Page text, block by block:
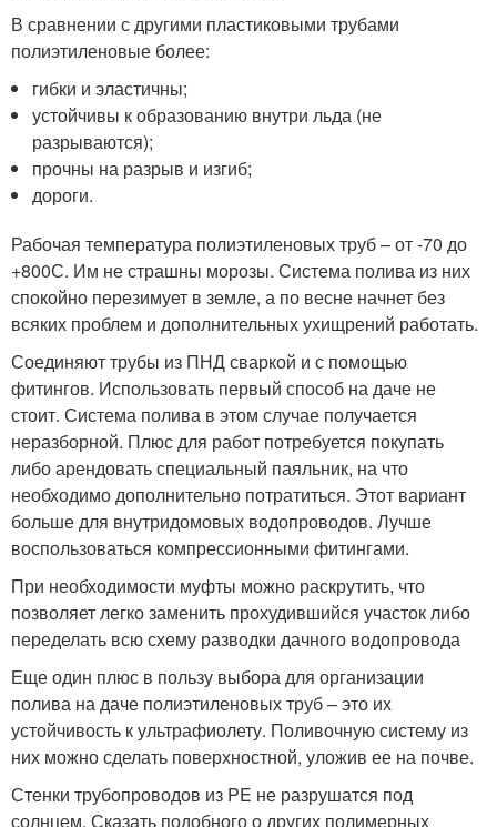
В сравнении с другими пластиковыми трубами
полиэтиленовые более:
гибки и эластичны;
устойчивы к образованию внутри льда (не
разрываются);
прочны на разрыв и изгиб;
дороги.
Рабочая температура полиэтиленовых труб – от -70 до
+800С. Им не страшны морозы. Система полива из них
спокойно перезимует в земле, а по весне начнет без
всяких проблем и дополнительных ухищрений работать.
Соединяют трубы из ПНД сваркой и с помощью
фитингов. Использовать первый способ на даче не
стоит. Система полива в этом случае получается
неразборной. Плюс для работ потребуется покупать
либо арендовать специальный паяльник, на что
необходимо дополнительно потратиться. Этот вариант
больше для внутридомовых водопроводов. Лучше
воспользоваться компрессионными фитингами.
При необходимости муфты можно раскрутить, что
позволяет легко заменить прохудившийся участок либо
переделать всю схему разводки дачного водопровода
Еще один плюс в пользу выбора для организации
полива на даче полиэтиленовых труб – это их
устойчивость к ультрафиолету. Поливочную систему из
них можно сделать поверхностной, уложив ее на почве.
Стенки трубопроводов из PE не разрушатся под
солнцем. Сказать подобного о других полимерных